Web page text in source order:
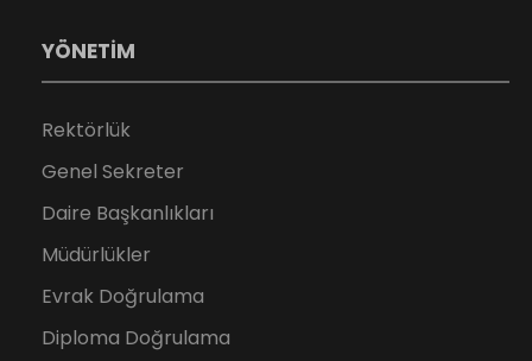
YÖNETİM
Rektörlük
Genel Sekreter
Daire Başkanlıkları
Müdürlükler
Evrak Doğrulama
Diploma Doğrulama